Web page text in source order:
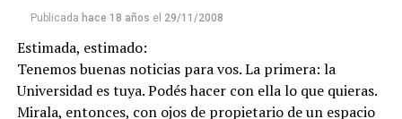
Publicada hace 18 años el 29/11/2008
Estimada, estimado:
Tenemos buenas noticias para vos. La primera: la
Universidad es tuya. Podés hacer con ella lo que quieras.
Mirala, entonces, con ojos de propietario de un espacio